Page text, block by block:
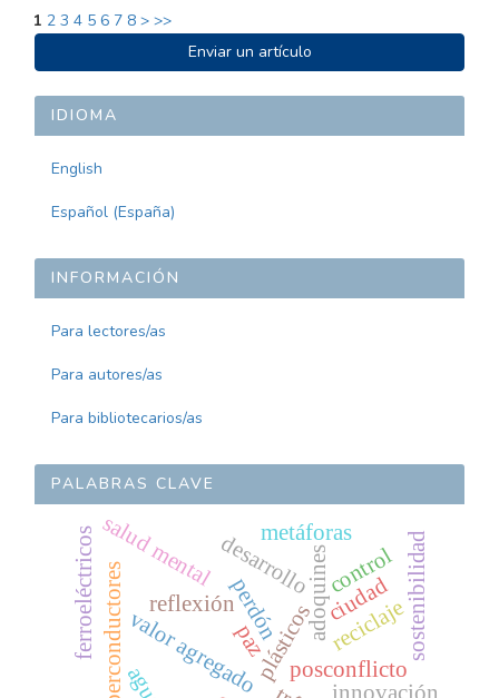
1 2 3 4 5 6 7 8 > >>
ENVIAR
UN
ARTÍCULO
Enviar un artículo
IDIOMA
English
Español (España)
INFORMACIÓN
Para lectores/as
Para autores/as
Para bibliotecarios/as
PALABRAS CLAVE
adoquinesreciclaje
plásticos
paz
posconflicto
sostenibilidad
desarrollo
perdón
reflexión
valor agregado
metáforas
salud mental
superconductores
ferroeléctricos
innovación
ciudad
control